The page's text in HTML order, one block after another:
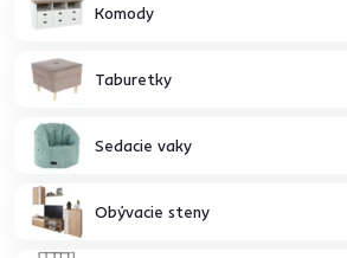
Komody
Taburetky
Sedacie vaky
Obývacie steny